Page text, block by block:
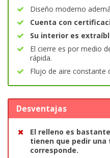
Diseño moderno
Cuenta con
Su interior es
El cierre es por medio
rápida.
Flujo de aire constante
Desventajas
El relleno es
tienen que pedir una
corresponde.